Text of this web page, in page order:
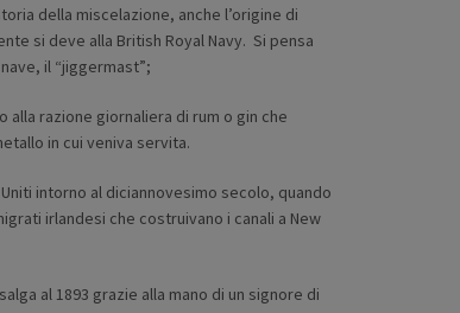
della miscelazione, anche l’origine di
si deve alla British Royal Navy. Si pensa
il “jiggermast”;
razione giornaliera di rum o gin che
in cui veniva servita.
intorno al diciannovesimo secolo, quando
irlandesi che costruivano i canali a New
al 1893 grazie alla mano di un signore di